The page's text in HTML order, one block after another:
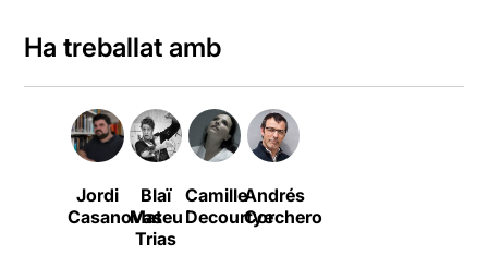
Ha treballat amb
Jordi
Casanovas
Blaï
Mateu
Trias
Camille
Decourtye
Andrés
Corchero